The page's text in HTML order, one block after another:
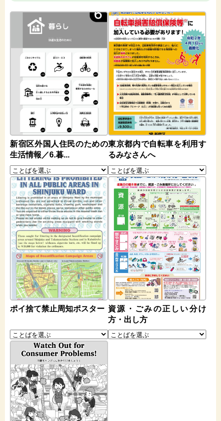
新宿区外国人住民のための
生活情報／6.暮...
東京都内で自転車を利用す
るみなさんへ
ポイ捨て禁止周知ポスター 資源・ごみの正しい分け
方・出し方